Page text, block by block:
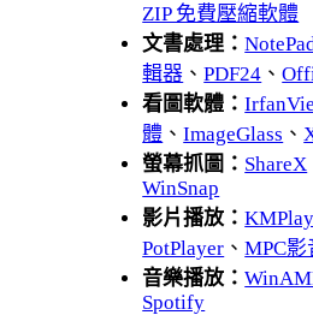
ZIP 免費壓縮軟體
文書處理：
輯器 、PDF24 、
看圖軟體：
體 、ImageGlass 、
螢幕抓圖： ShareX
WinSnap
影片播放：
PotPlayer 、MPC
音樂播放：
Spotify